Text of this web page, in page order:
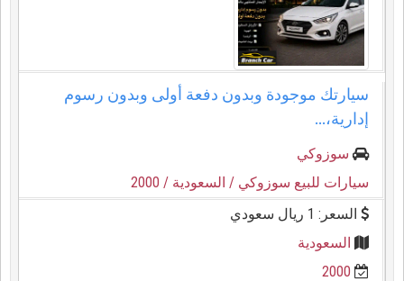
سيارتك موجودة وبدون دفعة أولى وبدون رسوم
إدارية،...
سوزوكي
سيارات للبيع سوزوكي / السعودية / 2000
السعر: 1 ريال سعودي
السعودية
2000